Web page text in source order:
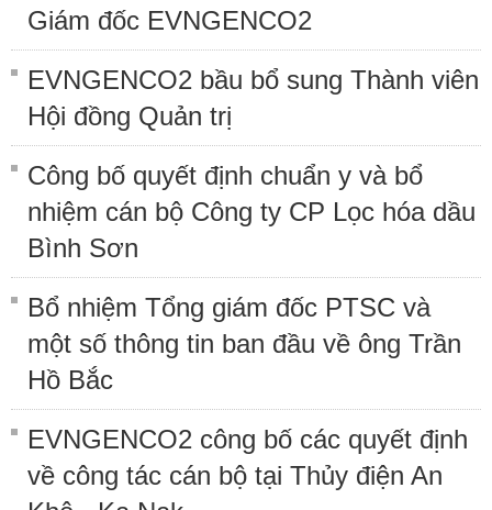
Giám đốc EVNGENCO2
EVNGENCO2 bầu bổ sung Thành viên
Hội đồng Quản trị
Công bố quyết định chuẩn y và bổ
nhiệm cán bộ Công ty CP Lọc hóa dầu
Bình Sơn
Bổ nhiệm Tổng giám đốc PTSC và
một số thông tin ban đầu về ông Trần
Hồ Bắc
EVNGENCO2 công bố các quyết định
về công tác cán bộ tại Thủy điện An